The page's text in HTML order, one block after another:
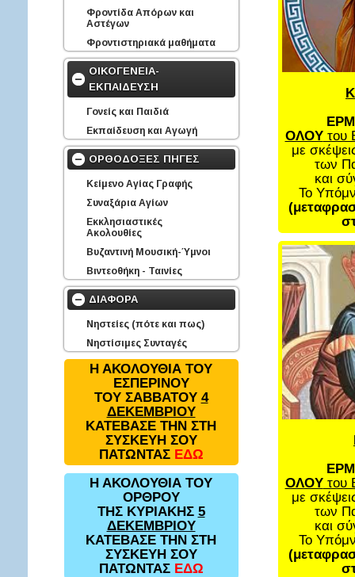
Φροντίδα Απόρων και
Αστέγων
Φροντιστηριακά μαθήματα
ΟΙΚΟΓΕΝΕΙΑ-
ΕΚΠΑΙΔΕΥΣΗ
Γονείς και Παιδιά
Εκπαίδευση και Αγωγή
ΟΡΘΟΔΟΞΕΣ ΠΗΓΕΣ
Κείμενο Αγίας Γραφής
Συναξάρια Αγίων
Εκκλησιαστικές
Ακολουθίες
Βυζαντινή Μουσική-Ύμνοι
Βιντεοθήκη - Ταινίες
ΔΙΑΦΟΡΑ
Νηστείες (πότε και πως)
Νηστίσιμες Συνταγές
Η ΑΚΟΛΟΥΘΙΑ ΤΟΥ
ΕΣΠΕΡΙΝΟΥ
ΤΟΥ ΣΑΒΒΑΤΟΥ 4
ΔΕΚΕΜΒΡΙΟΥ
ΚΑΤΕΒΑΣΕ ΤΗΝ ΣΤΗ
ΣΥΣΚΕΥΗ ΣΟΥ
ΠΑΤΩΝΤΑΣ ΕΔΩ
Η ΑΚΟΛΟΥΘΙΑ ΤΟΥ
ΟΡΘΡΟΥ
ΤΗΣ ΚΥΡΙΑΚΗΣ 5
ΔΕΚΕΜΒΡΙΟΥ
ΚΑΤΕΒΑΣΕ ΤΗΝ ΣΤΗ
ΣΥΣΚΕΥΗ ΣΟΥ
ΠΑΤΩΝΤΑΣ ΕΔΩ
ΟΛΟΥτου
με
των
και
Το
ΟΛΟΥτου
με
των
και
Το